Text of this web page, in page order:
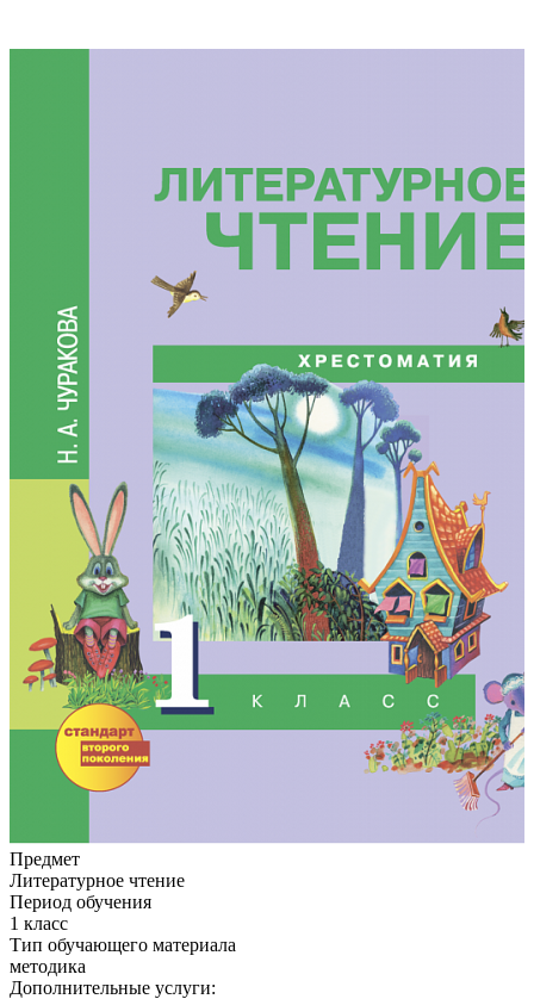
Предмет
Литературное чтение
Период обучения
1 класс
Тип обучающего материала
методика
Дополнительные услуги: